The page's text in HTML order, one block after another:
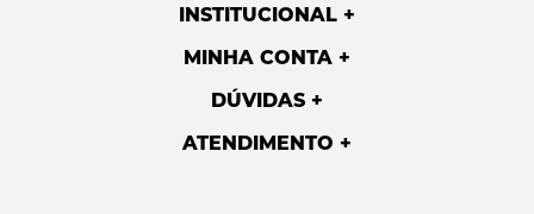
INSTITUCIONAL
MINHA CONTA
DÚVIDAS
ATENDIMENTO